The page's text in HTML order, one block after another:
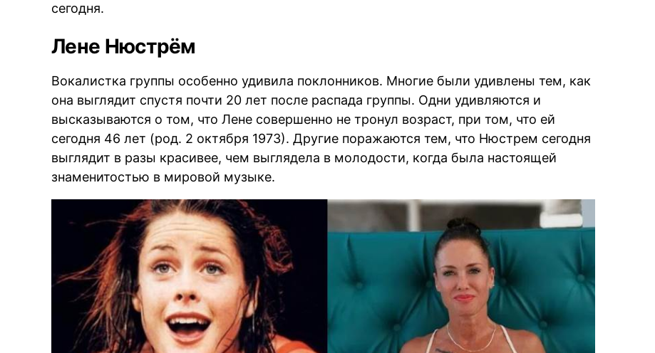
сегодня.
Лене Нюстрём
Вокалистка группы особенно удивила поклонников. Многие были удивлены тем, как
она выглядит спустя почти 20 лет после распада группы. Одни удивляются и
высказываются о том, что Лене совершенно не тронул возраст, при том, что ей
сегодня 46 лет (род. 2 октября 1973). Другие поражаются тем, что Нюстрем сегодня
выглядит в разы красивее, чем выглядела в молодости, когда была настоящей
знаменитостью в мировой музыке.